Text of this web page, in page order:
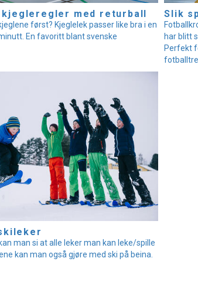
med returball
først? Kjeglelek passer like bra i en
En favoritt blant svenske
Slik
har blitt
Perfekt
man si at alle leker man kan leke/spille
kan man også gjøre med ski på beina.